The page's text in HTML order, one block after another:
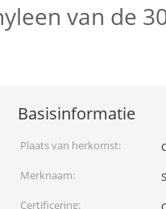
van de
Basisinformatie
Plaats van herkomst:
Merknaam:
Certificering: